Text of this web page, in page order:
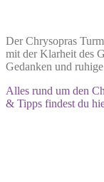
Der Chrysopras
mit der Klarheit des
Gedanken und
Alles rund um den
& Tipps findest du